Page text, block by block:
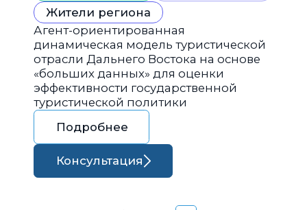
Жители региона
Агент-ориентированная
динамическая модель туристической
отрасли Дальнего Востока на основе
«больших данных» для оценки
эффективности государственной
туристической политики
Подробнее
Консультация